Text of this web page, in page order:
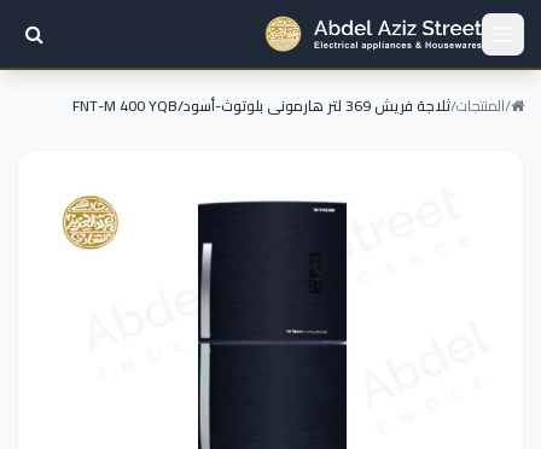
/المنتجات/ثلاجة فريش 369 لتر هارمونى بلوتوث-أسود/FNT-M 400 YQB